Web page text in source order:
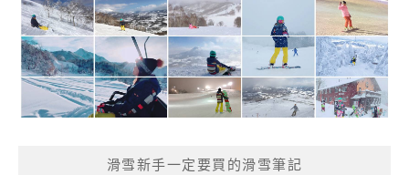
滑雪新手一定要買的滑雪筆記